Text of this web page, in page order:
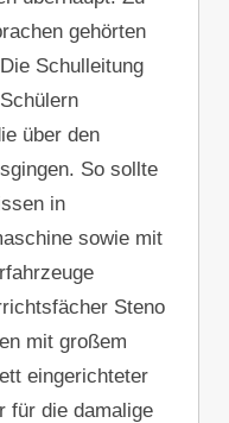
gehörten
Schulleitung
über den
So sollte
in
sowie mit
Steno
mit großem
eingerichteter
für die damalige